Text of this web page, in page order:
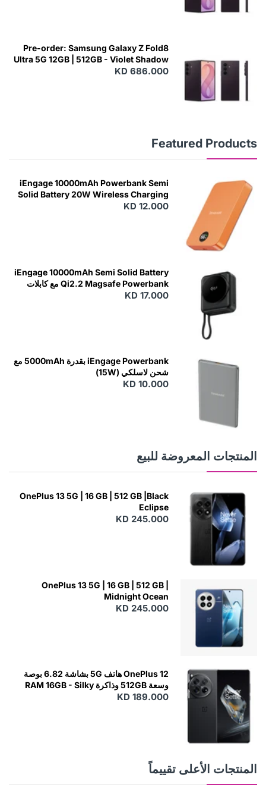
Pre-order: Samsung Galaxy Z Fold8
Ultra 5G 12GB | 512GB - Violet Shadow
KD 686.000
Featured Products
iEngage 10000mAh Powerbank Semi
Solid Battery 20W Wireless Charging
KD 12.000
iEngage 10000mAh Semi Solid Battery
Qi2.2 Magsafe Powerbank مع كابلات
مدمجة
KD 17.000
iEngage Powerbank بقدرة 5000mAh مع
شحن لاسلكي (15W)
KD 10.000
المنتجات المعروضة للبيع
OnePlus 13 5G | 16 GB | 512 GB |Black
Eclipse
KD 245.000
OnePlus 13 5G | 16 GB | 512 GB |
Midnight Ocean
KD 245.000
OnePlus 12 هاتف 5G بشاشة 6.82 بوصة
وسعة 512GB وذاكرة RAM 16GB - Silky
Black
KD 189.000
المنتجات الأعلى تقييماً